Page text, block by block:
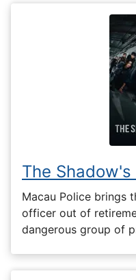
The
Macau Police brings
officer out of
dangerous group of